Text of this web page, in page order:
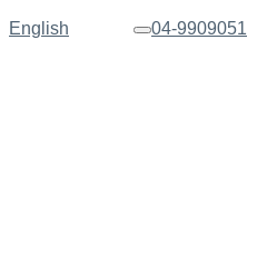
English 04-9909051 תפריט